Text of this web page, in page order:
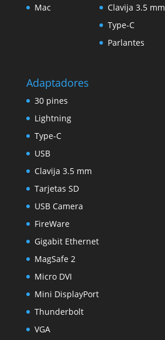
Mac
Clavija 3.5 mm
Type-C
Parlantes
Adaptadores
30 pines
Lightning
Type-C
USB
Clavija 3.5 mm
Tarjetas SD
USB Camera
FireWare
Gigabit Ethernet
MagSafe 2
Micro DVI
Mini DisplayPort
Thunderbolt
VGA